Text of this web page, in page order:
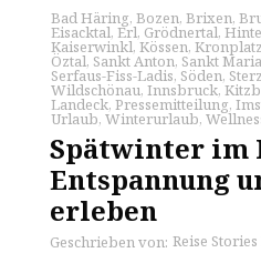
Bad Häring, Bozen, Brixen,
Eisacktal, Erl, Grödnertal,
Kaiserwinkl, Kössen, Kronplatz
Öztal, Sankt Anton, Sankt
Serfaus-Fiss-Ladis, Söden,
Wildschönau, Innsbruck,
Landeck, Pressemitteilung,
Urlaub, Winterurlaub,
Spätwinter im
Entspannung
erleben
Geschrieben von: Reise